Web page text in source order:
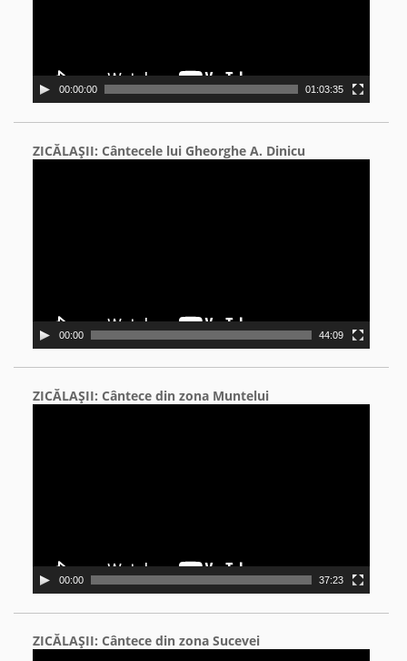
00:00:00 01:03:35
ZICĂLAŞII: Cântecele lui Gheorghe A. Dinicu
00:00 44:09
ZICĂLAŞII: Cântece din zona Muntelui
00:00 37:23
ZICĂLAŞII: Cântece din zona Sucevei